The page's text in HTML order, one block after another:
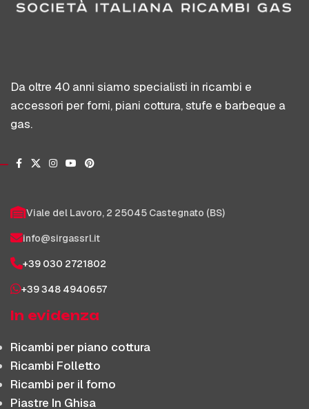
Da oltre 40 anni siamo specialisti in ricambi e
accessori per forni, piani cottura, stufe e barbeque a
gas.
Viale del Lavoro, 2 25045 Castegnato (BS)
info@sirgassrl.it
+39 030 2721802
+39 348 4940657
In evidenza
Ricambi per piano cottura
Ricambi Folletto
Ricambi per il forno
Piastre In Ghisa